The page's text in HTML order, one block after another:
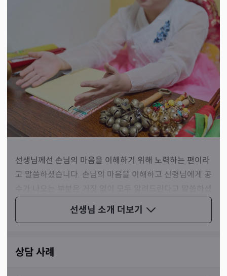
선생님 소개 더보기
선생님께선 손님의 마음을 이해하기 위해 노력하는 편이라
고 말씀하셨습니다. 손님의 마음을 이해하고 신령님에게 공
죠. 또한, 부정적인 결과가 나왔을 때도 숨기지 않고 이에 대
한 해결책을 설명해 드린다고 강조하셨습니다.
상담 사례